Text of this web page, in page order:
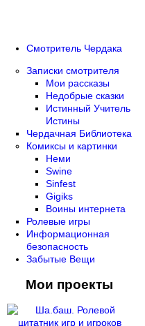
Смотритель Чердака
Записки смотрителя
Мои рассказы
Недобрые сказки
Истинный Учитель
Истины
Чердачная Библиотека
Комиксы и картинки
Неми
Swine
Sinfest
Gigiks
Воины интернета
Ролевые игры
Информационная
безопасность
Забытые Вещи
Мои проекты